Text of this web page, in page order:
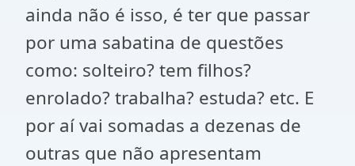
ainda não é isso, é ter que passar
por uma sabatina de questões
como: solteiro? tem filhos?
enrolado? trabalha? estuda? etc. E
por aí vai somadas a dezenas de
outras que não apresentam